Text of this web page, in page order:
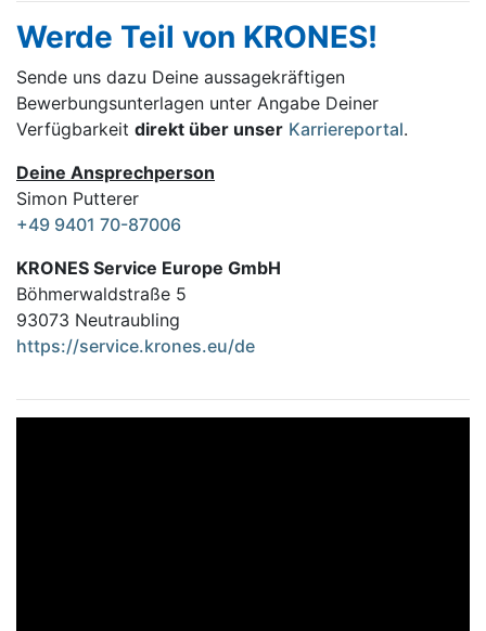
Werde Teil von KRONES!
Sende uns dazu Deine aussage­kräftigen
Bewerbungsunterlagen unter Angabe Deiner
Verfügbarkeit direkt über unser Karriereportal.
Deine Ansprechperson
Simon Putterer
+49 9401 70-87006
KRONES Service Europe GmbH
Böhmerwaldstraße 5
93073 Neutraubling
https://service.krones.eu/de